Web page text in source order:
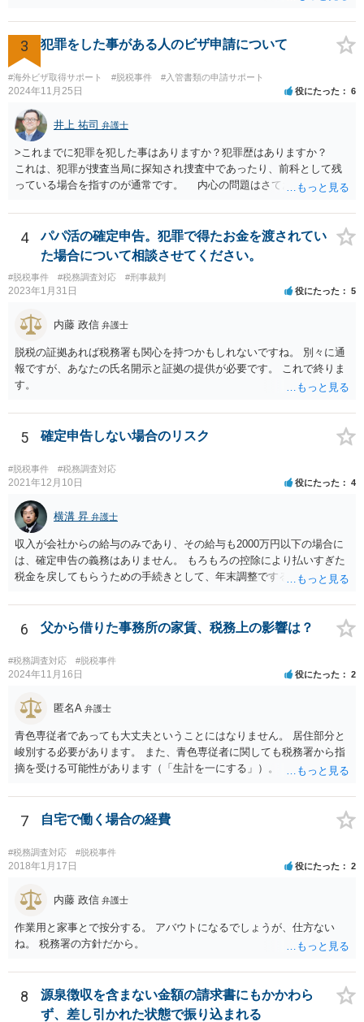
3 犯罪をした事がある人のビザ申請について
#海外ビザ取得サポート #脱税事件 #入管書類の申請サポート
2024年11月25日 役にたった 6
井上 祐司 弁護士
>これまでに犯罪を犯した事はありますか？犯罪歴はありますか？
これは、犯罪が捜査当局に探知され捜査中であったり、前科として残
っている場合を指すのが通常です。 内心の問題はさておき、ご質問
4
パパ活の確定申告。犯罪で得たお金を渡されてい
た場合について相談させてください。
#脱税事件 #税務調査対応 #刑事裁判
2023年1月31日 役にたった 5
内藤 政信 弁護士
脱税の証拠あれば税務署も関心を持つかもしれないですね。 別々に通
報ですが、あなたの氏名開示と証拠の提供が必要です。 これで終りま
す。
5 確定申告しない場合のリスク
#脱税事件 #税務調査対応
2021年12月10日 役にたった 4
横溝 昇 弁護士
収入が会社からの給与のみであり、その給与も2000万円以下の場合に
は、確定申告の義務はありません。 もろもろの控除により払いすぎた
税金を戻してもらうための手続きとして、年末調整でするのか、確定
する義務がある場合で確定申告をしなかった場合には、税務署の調査
等があり、本来払うべき税金にプラスして加算税の処分を科される場
合もあります。 高額なものでもない限り単なる無申告だけでは直ちに
逮捕されないとは思います。
6 父から借りた事務所の家賃、税務上の影響は？
#税務調査対応 #脱税事件
2024年11月16日 役にたった 2
匿名A 弁護士
青色専従者であっても大丈夫ということにはなりません。 居住部分と
峻別する必要があります。 また、青色専従者に関しても税務署から指
摘を受ける可能性があります（「生計を一にする」）。
7 自宅で働く場合の経費
#税務調査対応 #脱税事件
2018年1月17日 役にたった 2
内藤 政信 弁護士
作業用と家事とで按分する。 アバウトになるでしょうが、仕方ない
ね。 税務署の方針だから。
8
源泉徴収を含まない金額の請求書にもかかわら
ず、差し引かれた状態で振り込まれる